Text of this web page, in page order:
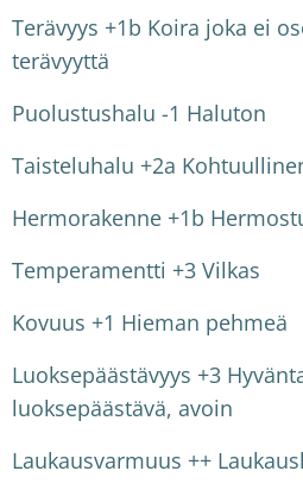
Terävyys +1b Koira joka ei
terävyyttä
Puolustushalu -1 Haluton
Taisteluhalu +2a
Hermorakenne +1b
Temperamentti +3 Vilkas
Kovuus +1 Hieman pehmeä
Luoksepäästävyys +3
luoksepäästävä, avoin
Laukausvarmuus ++